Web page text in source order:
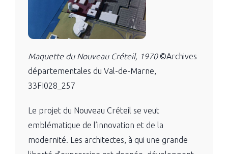
Maquette du Nouveau Créteil, 1970©Archives
départementales du Val-de-Marne,
33FI028_257
Le projet du Nouveau Créteil se veut
emblématique de l’innovation et de la
modernité. Les architectes, à qui une grande